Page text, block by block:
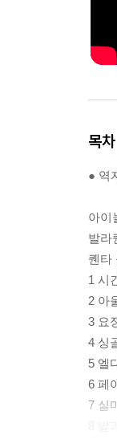
목차
● 역
아이
발라
퀜타
1 시
2 아
3 요
4 싱
5 엘
6 페
7 실